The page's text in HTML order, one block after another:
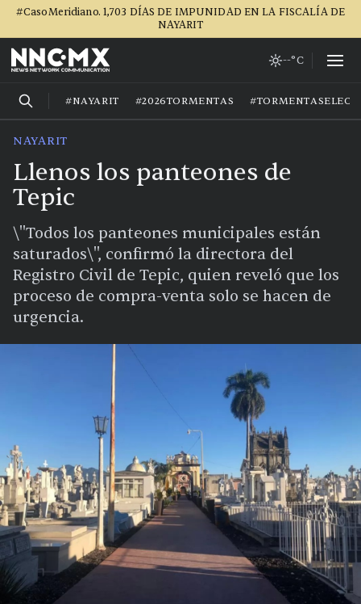
#CasoMeridiano. 1,703 DÍAS DE IMPUNIDAD EN LA FISCALÍA DE
NAYARIT
--°C
#NAYARIT #2026TORMENTAS
NAYARIT
Llenos los panteones de
Tepic
\"Todos los panteones municipales están
saturados\", confirmó la directora del
Registro Civil de Tepic, quien reveló que los
proceso de compra-venta solo se hacen de
urgencia.